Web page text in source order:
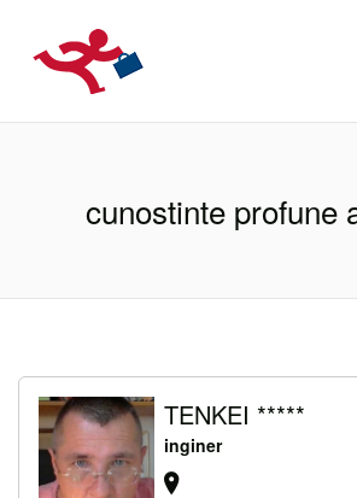
cunostinte profune
TENKEI *****
inginer